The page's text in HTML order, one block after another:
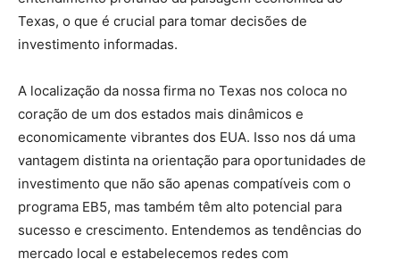
Texas, o que é crucial para tomar decisões de
investimento informadas.
A localização da nossa firma no Texas nos coloca no
coração de um dos estados mais dinâmicos e
economicamente vibrantes dos EUA. Isso nos dá uma
vantagem distinta na orientação para oportunidades de
investimento que não são apenas compatíveis com o
programa EB5, mas também têm alto potencial para
sucesso e crescimento. Entendemos as tendências do
mercado local e estabelecemos redes com